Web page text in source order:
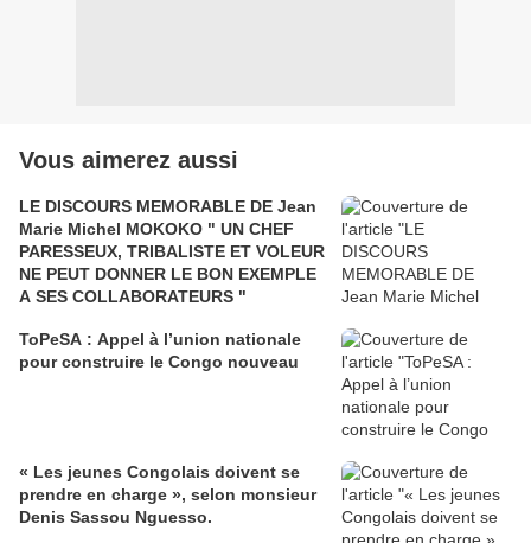
Vous aimerez aussi
LE DISCOURS MEMORABLE DE Jean
Marie Michel MOKOKO " UN CHEF
PARESSEUX, TRIBALISTE ET VOLEUR
NE PEUT DONNER LE BON EXEMPLE
A SES COLLABORATEURS "
ToPeSA : Appel à l’union nationale
pour construire le Congo nouveau
« Les jeunes Congolais doivent se
prendre en charge », selon monsieur
Denis Sassou Nguesso.